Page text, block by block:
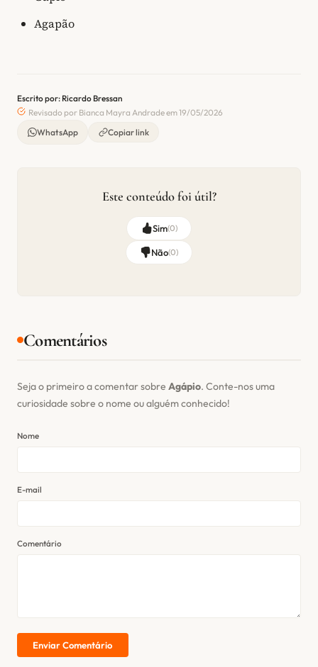
Agapão
Escrito por: Ricardo Bressan
Revisado por Bianca Mayra Andrade em 19/05/2026
WhatsApp
Copiar link
Este conteúdo foi útil?
Sim(0)
Não(0)
Comentários
Seja o primeiro a comentar sobre Agápio. Conte-nos uma
curiosidade sobre o nome ou alguém conhecido!
Nome
E-mail
Comentário
Enviar Comentário